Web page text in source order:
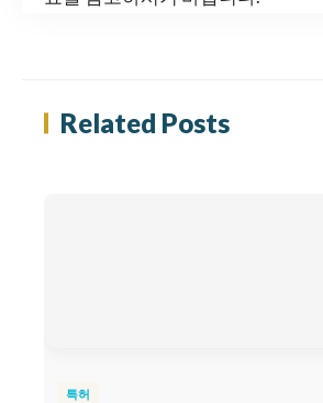
Related Posts
특허